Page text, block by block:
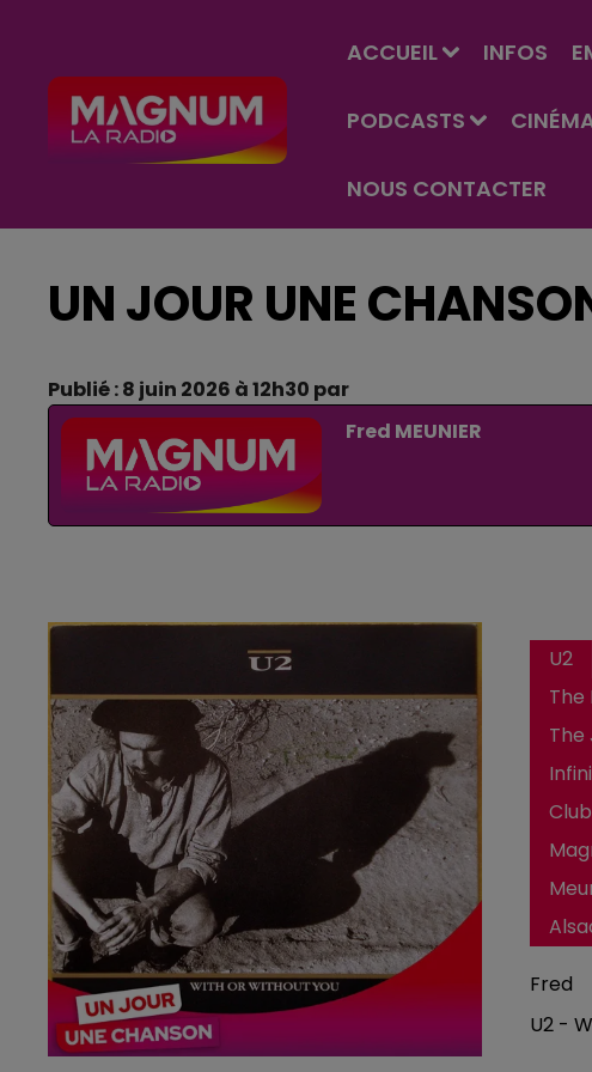
ACCUEIL INFOS
PODCASTS
NOUS CONTACTER
UN JOUR UNE
Publié : 8 juin 2026 à 12h30 par
Fred MEUNIER
U2
The
The
Fred
U2 -